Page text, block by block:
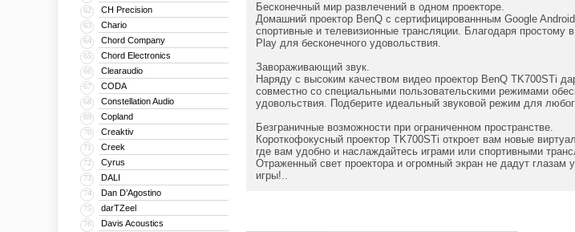
62 CH Precision
63 Chario
64 Chord Company
65 Chord Electronics
66 Clearaudio
67 CODA
68 Constellation Audio
69 Copland
70 Creaktiv
71 Creek
72 Cyrus
73 DALI
74 Dan D’Agostino
75 darTZeel
76 Davis Acoustics
Бесконечный мир развлечений в одном проекторе.
Домашний проектор BenQ с сертифицированнным Google
спортивные и телевизионные трансляции. Благодаря простому
Play для бесконечного удовольствия.
Завораживающий звук.
Наряду с высоким качеством видео проектор BenQ TK700STi
совместно со специальными пользовательскими режимами
удовольствия. Подберите идеальный звуковой режим для
Безграничные возможности при ограниченном пространстве.
Короткофокусный проектор TK700STi откроет вам новые
где вам удобно и наслаждайтесь играми или спортивными
Отраженный свет проектора и огромный экран не дадут
игры!..